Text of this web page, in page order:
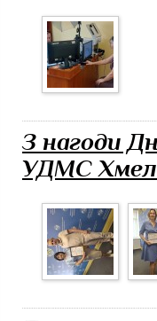
З нагоди
УДМС